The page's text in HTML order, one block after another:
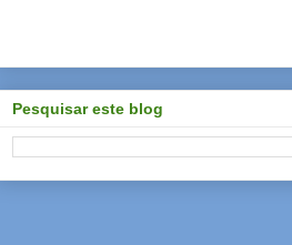
Pesquisar este blog